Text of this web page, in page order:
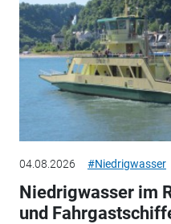
04.08.2026 #Niedrigwasser
Niedrigwasser im
und